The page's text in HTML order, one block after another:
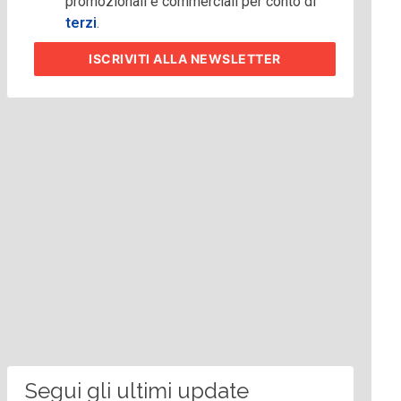
terzi.
ISCRIVITIALLA NEWSLETTER
Segui gli ultimi update